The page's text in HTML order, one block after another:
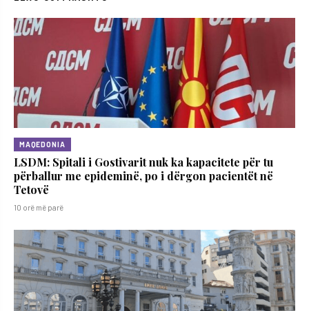
MAQEDONIA
LSDM: Spitali i Gostivarit nuk ka kapacitete për tu
përballur me epideminë, po i dërgon pacientët në
Tetovë
10 orë më parë